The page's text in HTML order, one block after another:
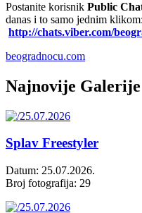
Postanite korisnik Public
danas i to samo jednim klikom:
http://chats.viber.com/
beogradnocu.com
Najnovije Galerije
Splav Freestyler
Datum: 25.07.2026.
Broj fotografija: 29